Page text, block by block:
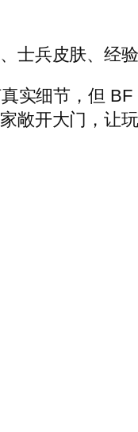
士兵皮肤、经
实细节，但
敞开大门，让